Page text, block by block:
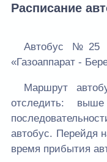
Расписание
Автобус №25
«Газоаппарат -
Маршрут
отследить:
автобус. Перейдя
время прибытия